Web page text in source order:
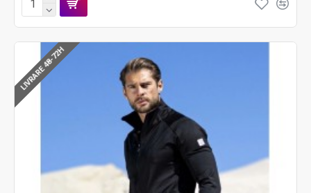
LIVRARE 48-72H